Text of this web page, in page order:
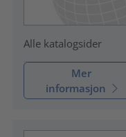
Alle katalogsider
Mer
informasjon